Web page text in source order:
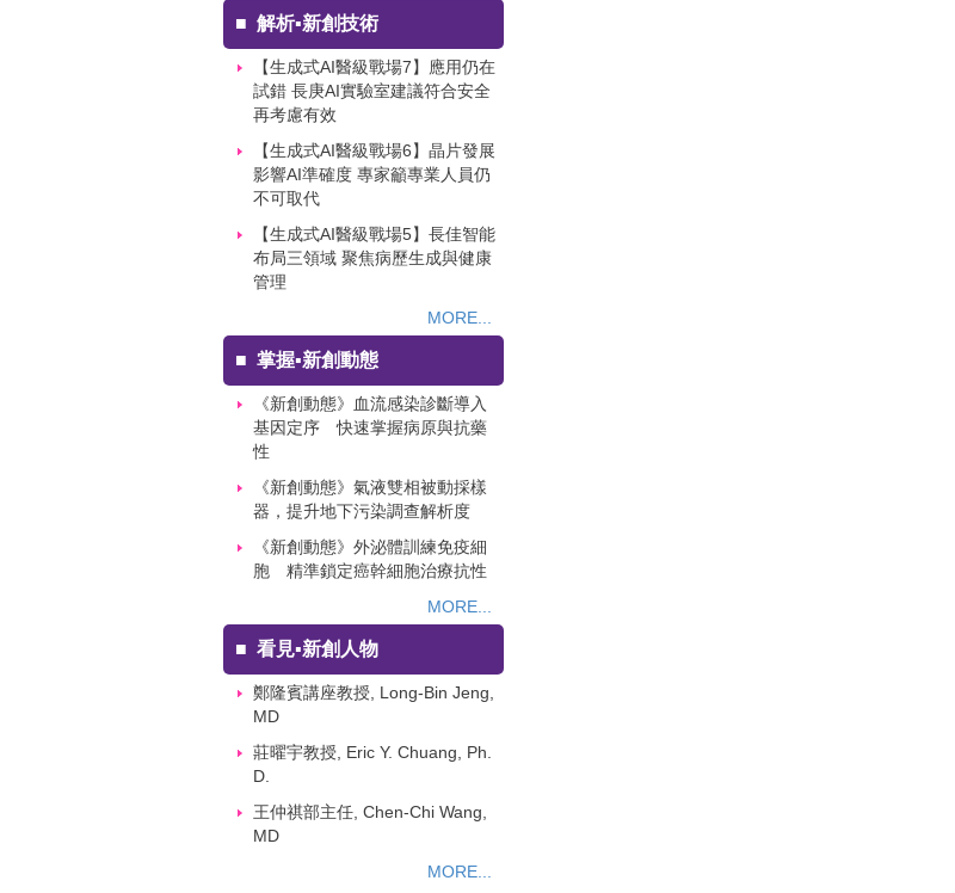
■ 解析▪新創技術
【生成式AI醫級戰場7】應用仍在
試錯 長庚AI實驗室建議符合安全
再考慮有效
【生成式AI醫級戰場6】晶片發展
影響AI準確度 專家籲專業人員仍
不可取代
【生成式AI醫級戰場5】長佳智能
布局三領域 聚焦病歷生成與健康
管理
MORE...
■ 掌握▪新創動態
《新創動態》血流感染診斷導入
基因定序 快速掌握病原與抗藥
性
《新創動態》氣液雙相被動採樣
器，提升地下污染調查解析度
《新創動態》外泌體訓練免疫細
胞 精準鎖定癌幹細胞治療抗性
MORE...
■ 看見▪新創人物
鄭隆賓講座教授, Long-Bin Jeng,
MD
莊曜宇教授, Eric Y. Chuang, Ph.
D.
王仲祺部主任, Chen-Chi Wang,
MD
MORE...